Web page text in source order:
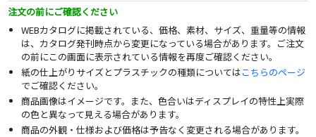
注文の前にご確認ください
WEBカタログに掲載されている、価格、素材、サイズ、重量等の情報
は、カタログ発刊時点から変更になっている場合があります。ご注文
の前にこの画面に表示されている情報を再度ご確認ください。
紙の仕上がりサイズとプラスチックの種類についてはこちらのページ
でご確認ください。
商品画像はイメージです。また、色合いはディスプレイの特性上実際
の色と異なって見える場合があります。
商品の外観・仕様および価格は予告なく変更される場合があります。